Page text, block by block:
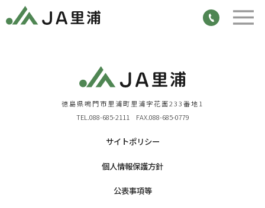
徳島県鳴門市里浦町里浦字花面233番地1
TEL.088-685-2111 FAX.088-685-0779
サイトポリシー
個人情報保護方針
公表事項等